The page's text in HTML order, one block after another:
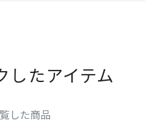
したアイテム
した商品